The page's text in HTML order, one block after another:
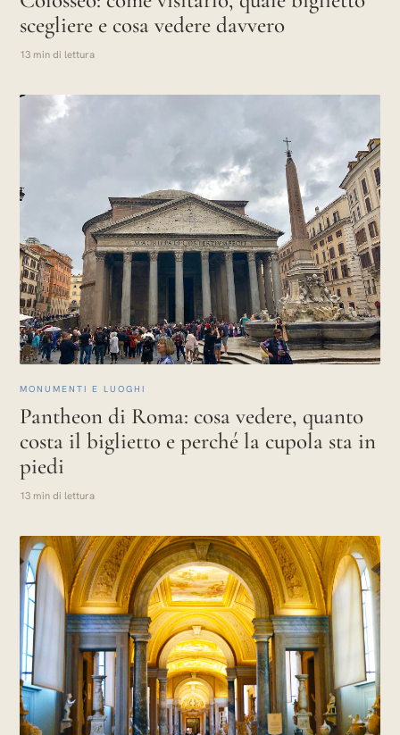
scegliere e cosa vedere davvero
13 min di lettura
MONUMENTI E LUOGHI
Pantheon di Roma: cosa vedere, quanto
costa il biglietto e perché la cupola sta in
piedi
13 min di lettura